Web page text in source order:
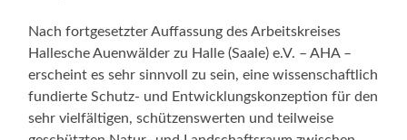
Nach fortgesetzter Auffassung des Arbeitskreises
Hallesche Auenwälder zu Halle (Saale) e.V. – AHA –
erscheint es sehr sinnvoll zu sein, eine wissenschaftlich
fundierte Schutz- und Entwicklungskonzeption für den
sehr vielfältigen, schützenswerten und teilweise